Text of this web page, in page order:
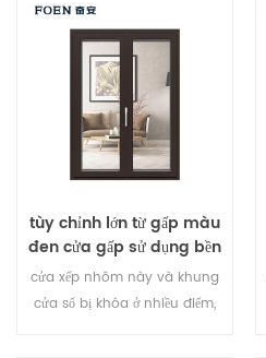
vời. các loại cửa khác nhau để
đáp ứng nhu cầu kiến ​​trúc
khác nhau.
tùy chỉnh lớn từ gấp màu
đen cửa gấp sử dụng bền
cửa xếp nhôm này và khung
cửa sổ bị khóa ở nhiều điểm,